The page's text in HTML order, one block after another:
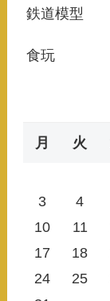
鉄道模型
食玩
月 火
3
4
10
11
17
18
24
25